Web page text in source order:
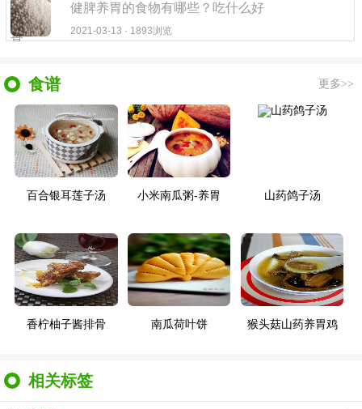
健脾养胃的食物有哪些？吃什么好
2021-03-13 · 1893浏览
食谱 更多>>
百合银耳莲子汤 小米南瓜粥-养胃 山药鸽子汤
香柠柚子酱排骨 南瓜荷叶饼 猴头菇山药养胃鸡
相关标签